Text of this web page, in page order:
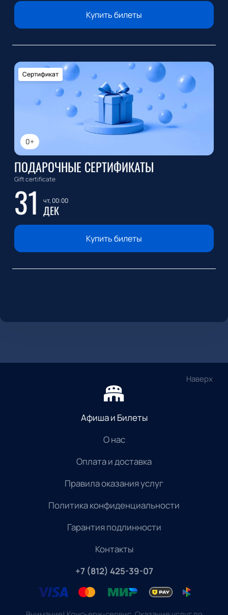
Купить билеты
0+
Сертификат
ПОДАРОЧНЫЕ СЕРТИФИКАТЫ
Gift certificate
31 чт, 00:00
ДЕК
Купить билеты
Наверх
Афиша и Билеты
О нас
Оплата и доставка
Правила оказания услуг
Политика конфиденциальности
Гарантия подлинности
Контакты
+7 (812) 425-39-07